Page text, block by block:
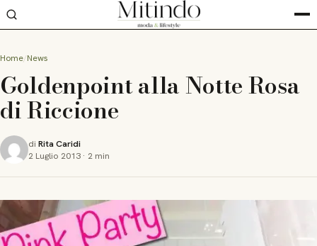
Home News
Goldenpoint alla Notte Rosa
di Riccione
di Rita Caridi
2 Luglio 2013 · 2 min